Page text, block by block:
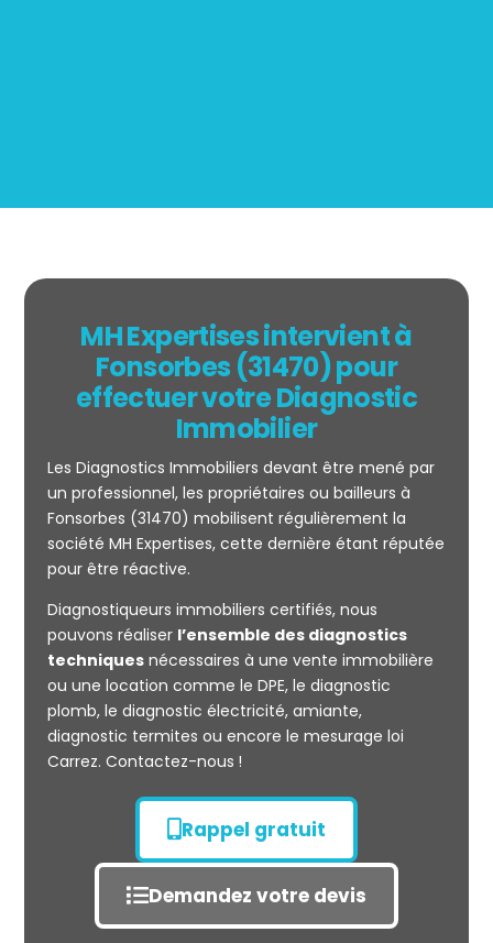
Mesurage
CARREZ
MH Expertises intervient à
Fonsorbes (31470) pour
effectuer votre Diagnostic
Immobilier
Les Diagnostics Immobiliers devant être mené par
un professionnel, les propriétaires ou bailleurs à
Fonsorbes (31470) mobilisent régulièrement la
société MH Expertises, cette dernière étant réputée
pour être réactive.
Diagnostiqueurs immobiliers certifiés, nous
pouvons réaliser l’ensemble des diagnostics
techniquesnécessaires à une vente immobilière
ou une location comme le DPE, le diagnostic
plomb, le diagnostic électricité, amiante,
diagnostic termites ou encore le mesurage loi
Carrez. Contactez-nous !
Rappel gratuit
Demandez votre devis